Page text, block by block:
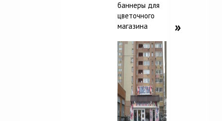
баннеры для
цветочного
магазина